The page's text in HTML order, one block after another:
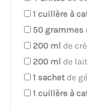
1 cuillère à
50 grammes
200 ml de
200 ml de
1 sachetde
1 cuillère à